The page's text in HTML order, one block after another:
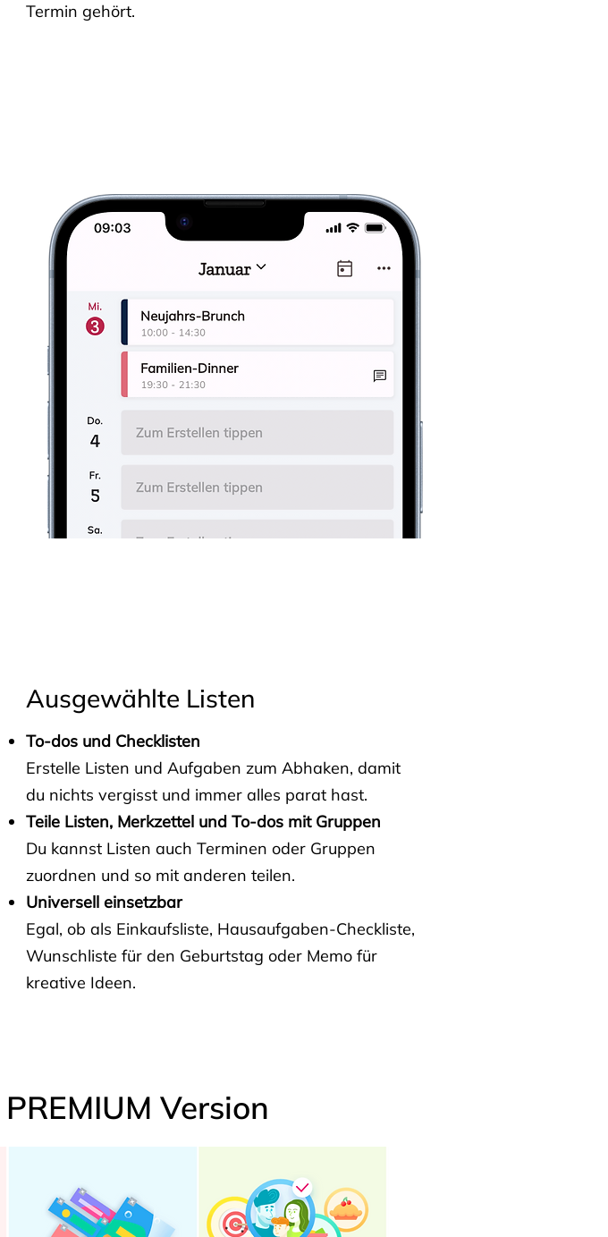
Termin gehört.
Ausgewählte Listen
To-dos und Checklisten
Erstelle Listen und Aufgaben zum Abhaken, damit
du nichts vergisst und immer alles parat hast.
Teile Listen, Merkzettel und To-dos mit Gruppen
Du kannst Listen auch Terminen oder Gruppen
zuordnen und so mit anderen teilen.
Universell einsetzbar
Egal, ob als Einkaufsliste, Hausaufgaben-Checkliste,
Wunschliste für den Geburtstag oder Memo für
kreative Ideen.
Version